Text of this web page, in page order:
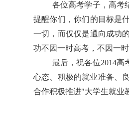
各位高考学子，高考
提醒你们，你们的目标是
一切，而仅仅是通向成功
功不因一时高考，不因一
最后，祝各位2014高
心态、积极的就业准备、
合作积极推进"大学生就业